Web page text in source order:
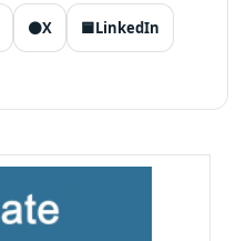
⚫X 🟦LinkedIn